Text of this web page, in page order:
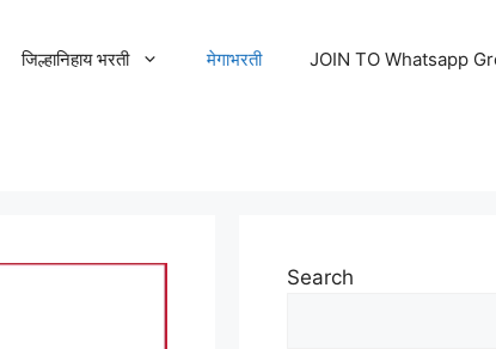
जिल्हानिहाय भरती मेगाभरती JOIN TO Whatsapp
Search